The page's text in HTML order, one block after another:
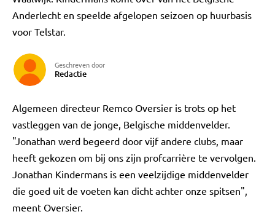
Anderlecht en speelde afgelopen seizoen op huurbasis
voor Telstar.
Geschreven door
Redactie
Algemeen directeur Remco Oversier is trots op het
vastleggen van de jonge, Belgische middenvelder.
"Jonathan werd begeerd door vijf andere clubs, maar
heeft gekozen om bij ons zijn profcarrière te vervolgen.
Jonathan Kindermans is een veelzijdige middenvelder
die goed uit de voeten kan dicht achter onze spitsen",
meent Oversier.